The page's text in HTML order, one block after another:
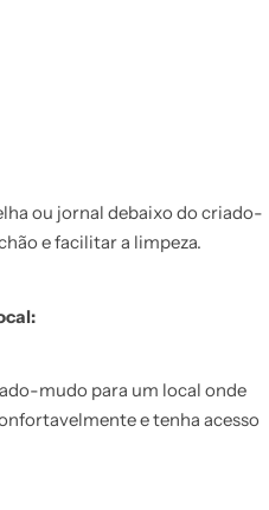
ou jornal debaixo do criado-
e facilitar a limpeza.
mudo para um local onde
e tenha acesso